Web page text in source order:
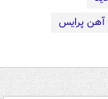
پرایس